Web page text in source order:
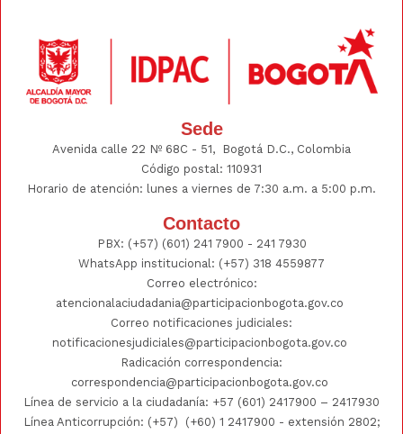
Sede
Avenida calle 22 Nº 68C - 51, Bogotá D.C., Colombia
Código postal: 110931
Horario de atención: lunes a viernes de 7:30 a.m. a 5:00 p.m.
Contacto
PBX: (+57) (601) 241 7900 - 241 7930
WhatsApp institucional: (+57) 318 4559877
Correo electrónico:
atencionalaciudadania@participacionbogota.gov.co
Correo notificaciones judiciales:
notificacionesjudiciales@participacionbogota.gov.co
Radicación correspondencia:
correspondencia@participacionbogota.gov.co
Línea de servicio a la ciudadanía: +57 (601) 2417900 – 2417930
Línea Anticorrupción: (+57)
(+60) 1 2417900 - extensión 2802;